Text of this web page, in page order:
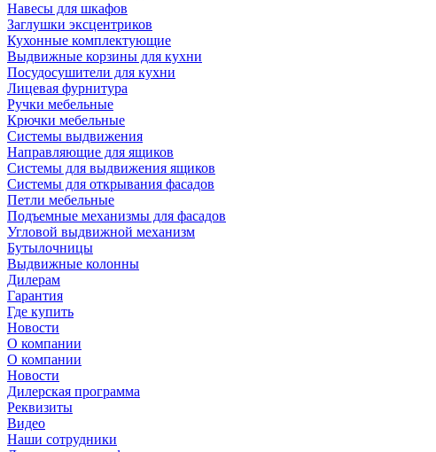
Навесы для шкафов
Заглушки эксцентриков
Кухонные комплектующие
Выдвижные корзины для кухни
Посудосушители для кухни
Лицевая фурнитура
Ручки мебельные
Крючки мебельные
Системы выдвижения
Направляющие для ящиков
Системы для выдвижения ящиков
Системы для открывания фасадов
Петли мебельные
Подъемные механизмы для фасадов
Угловой выдвижной механизм
Бутылочницы
Выдвижные колонны
Дилерам
Гарантия
Где купить
Новости
О компании
О компании
Новости
Дилерская программа
Реквизиты
Видео
Наши сотрудники